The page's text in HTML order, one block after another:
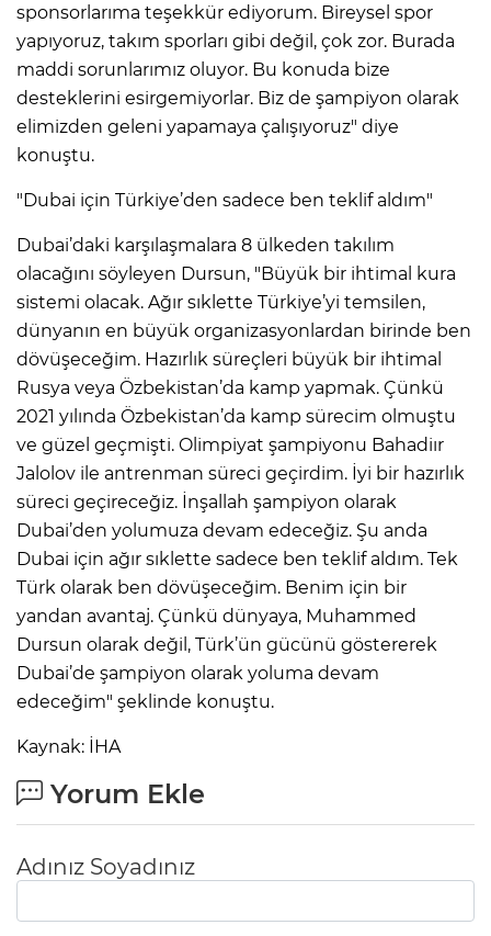
sponsorlarıma teşekkür ediyorum. Bireysel spor
yapıyoruz, takım sporları gibi değil, çok zor. Burada
maddi sorunlarımız oluyor. Bu konuda bize
desteklerini esirgemiyorlar. Biz de şampiyon olarak
elimizden geleni yapamaya çalışıyoruz" diye
konuştu.
"Dubai için Türkiye’den sadece ben teklif aldım"
Dubai’daki karşılaşmalara 8 ülkeden takılım
olacağını söyleyen Dursun, "Büyük bir ihtimal kura
sistemi olacak. Ağır sıklette Türkiye’yi temsilen,
dünyanın en büyük organizasyonlardan birinde ben
dövüşeceğim. Hazırlık süreçleri büyük bir ihtimal
Rusya veya Özbekistan’da kamp yapmak. Çünkü
2021 yılında Özbekistan’da kamp sürecim olmuştu
ve güzel geçmişti. Olimpiyat şampiyonu Bahadiır
Jalolov ile antrenman süreci geçirdim. İyi bir hazırlık
süreci geçireceğiz. İnşallah şampiyon olarak
Dubai’den yolumuza devam edeceğiz. Şu anda
Dubai için ağır sıklette sadece ben teklif aldım. Tek
Türk olarak ben dövüşeceğim. Benim için bir
yandan avantaj. Çünkü dünyaya, Muhammed
Dursun olarak değil, Türk’ün gücünü göstererek
Dubai’de şampiyon olarak yoluma devam
edeceğim" şeklinde konuştu.
Kaynak: İHA
Yorum Ekle
Adınız Soyadınız